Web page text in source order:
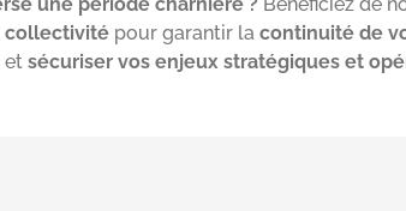
collectivitépour garantir la continuité de
et sécuriser vos enjeux stratégiques et